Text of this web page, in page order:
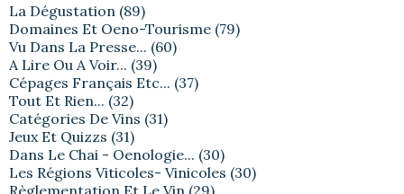
La Dégustation (89)
Domaines Et Oeno-Tourisme (79)
Vu Dans La Presse... (60)
A Lire Ou A Voir... (39)
Cépages Français Etc... (37)
Tout Et Rien... (32)
Catégories De Vins (31)
Jeux Et Quizzs (31)
Dans Le Chai - Oenologie... (30)
Les Régions Viticoles- Vinicoles (30)
Règlementation Et Le Vin (29)